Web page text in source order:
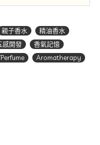
親子香水
精油香水
感開發
香氣記憶
Aromatherapy